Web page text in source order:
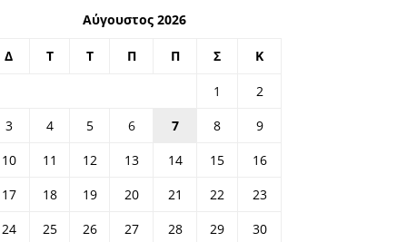
Αύγουστος 2026
Δ Τ Τ Π Π Σ Κ
1
2
3
4 5 6 7 8
9
10
11 12 13 14 15
16
17
18 19 20 21 22
23
24
25 26 27 28 29 30